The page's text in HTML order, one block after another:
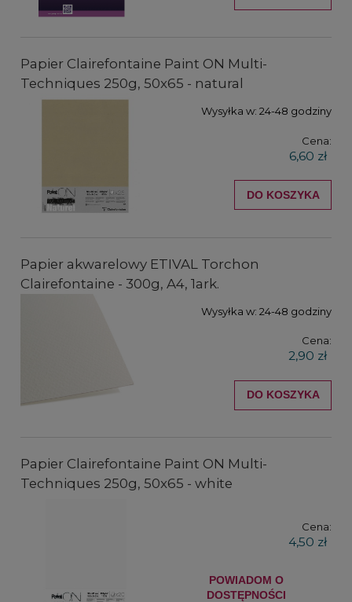
Papier Clairefontaine Paint ON Multi-
Techniques 250g, 50x65 - natural
Wysyłka w: 24-48 godziny
Cena:
6,60 zł
DO KOSZYKA
Papier akwarelowy ETIVAL Torchon
Clairefontaine - 300g, A4, 1ark.
Wysyłka w: 24-48 godziny
Cena:
2,90 zł
DO KOSZYKA
Papier Clairefontaine Paint ON Multi-
Techniques 250g, 50x65 - white
Cena:
4,50 zł
POWIADOM O
DOSTĘPNOŚCI